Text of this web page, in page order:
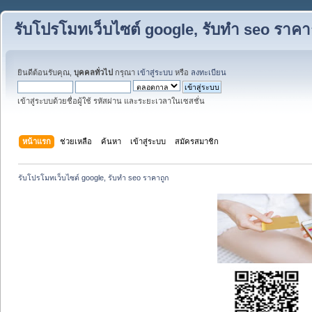
รับโปรโมทเว็บไซต์ google, รับทำ seo ราค
ยินดีต้อนรับคุณ, บุคคลทั่วไป กรุณา เข้าสู่ระบบ หรือ ลงทะเบียน
เข้าสู่ระบบด้วยชื่อผู้ใช้ รหัสผ่าน และระยะเวลาในเซสชั่น
หน้าแรก ช่วยเหลือ ค้นหา เข้าสู่ระบบ สมัครสมาชิก
รับโปรโมทเว็บไซต์ google, รับทำ seo ราคาถูก